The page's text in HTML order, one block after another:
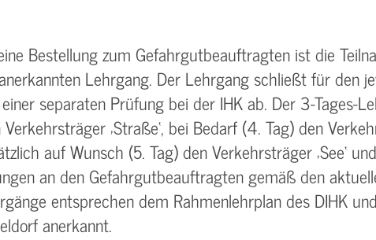
Bestellung zum Gefahrgutbeauftragten ist die
Lehrgang. Der Lehrgang schließt für den
separaten Prüfung bei der IHK ab. Der 3-Tages-
‚Straße‘, bei Bedarf (4. Tag) den
auf Wunsch (5. Tag) den Verkehrsträger ‚See‘
an den Gefahrgutbeauftragten gemäß den
entsprechen dem Rahmenlehrplan des DIHK
anerkannt.